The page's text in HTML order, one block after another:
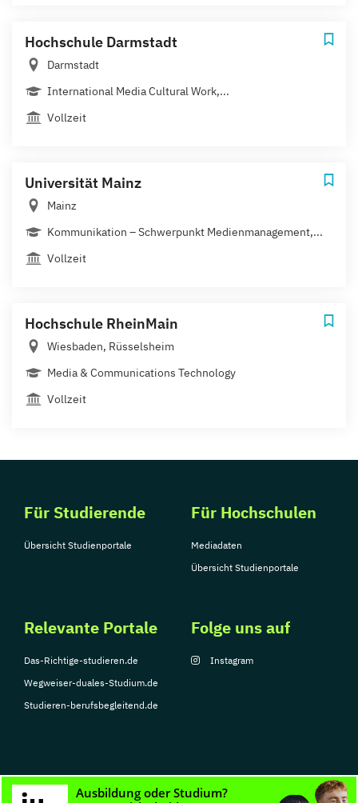
Hochschule Darmstadt
Darmstadt
International Media Cultural Work,...
Vollzeit
Universität Mainz
Mainz
Kommunikation – Schwerpunkt Medienmanagement,...
Vollzeit
Hochschule RheinMain
Wiesbaden, Rüsselsheim
Media & Communications Technology
Vollzeit
Für Studierende
Übersicht Studienportale
Für Hochschulen
Mediadaten
Übersicht Studienportale
Relevante Portale
Das-Richtige-studieren.de
Wegweiser-duales-Studium.de
Studieren-berufsbegleitend.de
Folge uns auf
Instagram